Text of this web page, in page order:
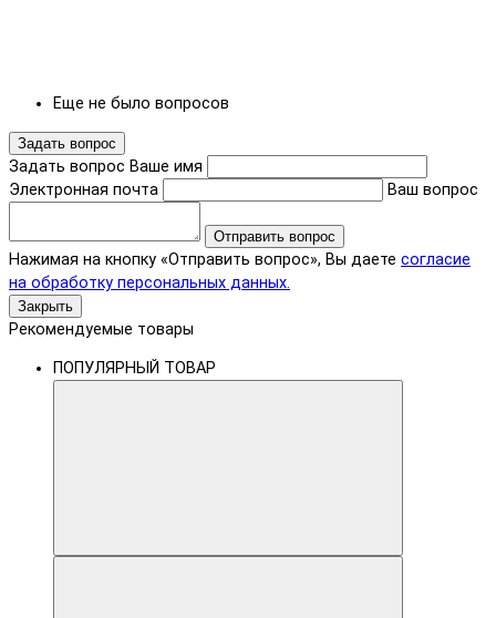
Еще не было вопросов
Задать вопрос
Задать вопрос Ваше имя
Электронная почта
Ваш вопрос
Отправить вопрос
Нажимая на кнопку «Отправить вопрос», Вы даете согласие
на обработку персональных данных.
Закрыть
Рекомендуемые товары
ПОПУЛЯРНЫЙ ТОВАР